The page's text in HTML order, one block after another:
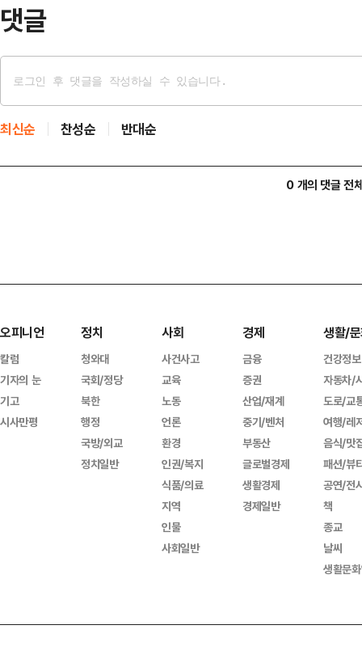
댓글
최신순 찬성순 반대순
0 개의 댓글 전
오피니언
칼럼
기자의 눈
기고
시사만평
정치
청와대
국회/정당
북한
행정
국방/외교
정치일반
사회
사건사고
교육
노동
언론
환경
인권/복지
식품/의료
지역
인물
사회일반
경제
금융
증권
산업/재계
중기/벤처
부동산
글로벌경제
생활경제
경제일반
생활/
건강정보
자동차/
도로/교
여행/레
음식/맛
패션/뷰
공연/전
책
종교
날씨
생활문